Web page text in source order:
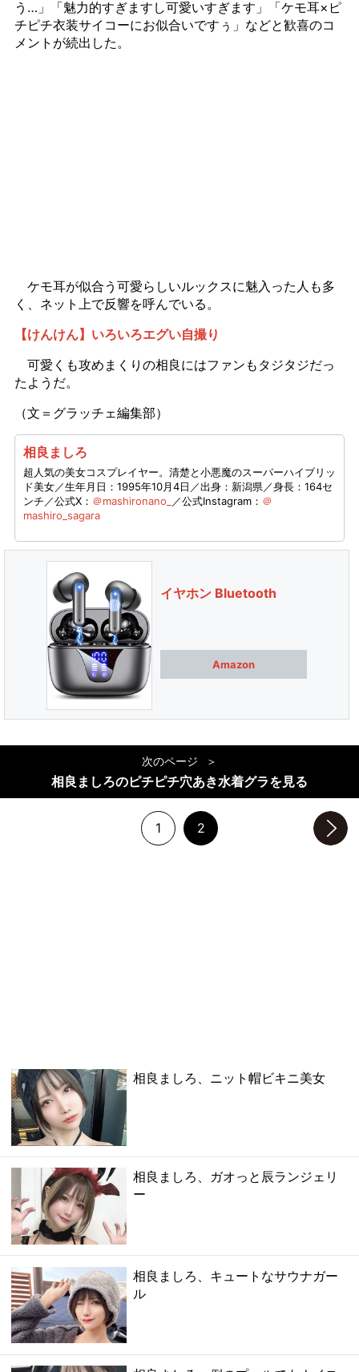
う…」「魅力的すぎますし可愛いすぎます」「ケモ耳×ピ
チピチ衣装サイコーにお似合いですぅ」などと歓喜のコ
メントが続出した。
ケモ耳が似合う可愛らしいルックスに魅入った人も多
く、ネット上で反響を呼んでいる。
【けんけん】いろいろエグい自撮り
可愛くも攻めまくりの相良にはファンもタジタジだっ
たようだ。
（文＝グラッチェ編集部）
相良ましろ
超人気の美女コスプレイヤー。清楚と小悪魔のスーパーハイブリッ
ド美女／生年月日：1995年10月4日／出身：新潟県／身長：164セ
ンチ／公式X： ＠mashironano_ ／公式Instagram： ＠
mashiro_sagara
イヤホン Bluetooth
Amazon
次のページ
相良ましろのピチピチ穴あき水着グラを見る
1 2
相良ましろ、ニット帽ビキニ美女
相良ましろ、ガオっと辰ランジェリ
ー
相良ましろ、キュートなサウナガー
ル